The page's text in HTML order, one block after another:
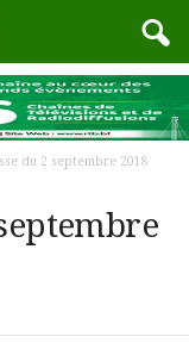
du 2 septembre 2018